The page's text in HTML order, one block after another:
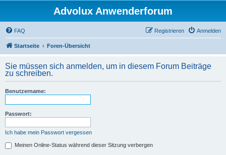
Advolux Anwenderforum
FAQ Anmelden
Registrieren
Startseite Foren-Übersicht
Sie müssen sich anmelden, um in diesem Forum Beiträge
zu schreiben.
Benutzername:
Passwort:
Ich habe mein Passwort vergessen
Meinen Online-Status während dieser Sitzung verbergen